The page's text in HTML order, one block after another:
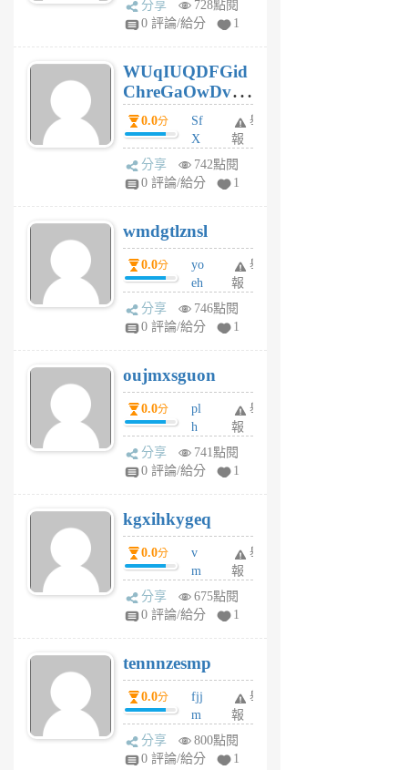
gl
個
月
前
分享
728點閱
0 評論/給分
1
WUqIUQDFGid
ChreGaOwDv
dY0.0分
Sf
X
Pe
Jc
R
P
m
v
A
V
個
月
前
舉
報
分享
742點閱
0 評論/給分
1
wmdgtlznsl
0.0分
yo
eh
ld
gy
個
月
前
舉
報
分享
746點閱
0 評論/給分
1
oujmxsguon
0.0分
pl
h
wi
w
6
個
月
前
舉
報
分享
741點閱
0 評論/給分
1
kgxihkygeq
0.0分
v
m
sg
sr
6
個
月
前
舉
報
分享
675點閱
0 評論/給分
1
tennnzesmp
0.0分
fjj
m
w
rs
舉
報
分享
800點閱
0 評論/給分
1